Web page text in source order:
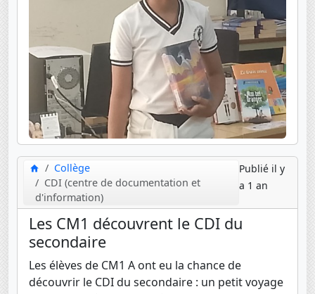
Collège
CDI (centre de documentation et
d'information)
Publié il y
a 1 an
Les CM1 découvrent le CDI du
secondaire
Les élèves de CM1 A ont eu la chance de
découvrir le CDI du secondaire : un petit voyage